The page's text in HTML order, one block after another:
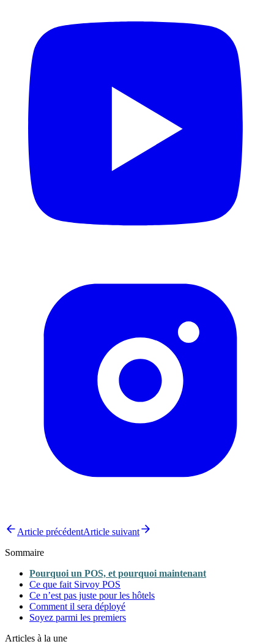
Article précédentArticle suivant
Sommaire
Pourquoi un POS, et pourquoi maintenant
Ce que fait Sirvoy POS
Ce n’est pas juste pour les hôtels
Comment il sera déployé
Soyez parmi les premiers
Articles à la une